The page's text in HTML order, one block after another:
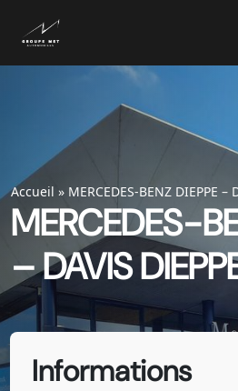
Accueil » MERCEDES-BENZ DIEPPE –
MERCEDES-
– DAVIS
Informations